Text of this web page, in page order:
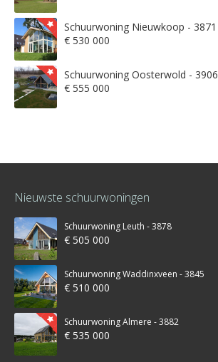
Schuurwoning Nieuwkoop - 3871
€ 530 000
Schuurwoning Oosterwold - 3906
€ 555 000
Nieuwste schuurwoningen
Schuurwoning Leuth - 3878
€ 505 000
Schuurwoning Waddinxveen - 3845
€ 510 000
Schuurwoning Almere - 3882
€ 535 000